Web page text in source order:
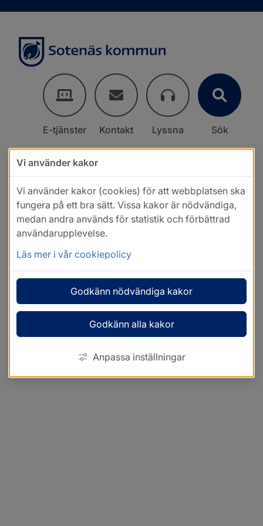
E-tjänster Kontakt Lyssna Sök
Vi använder kakor
Vi använder kakor (cookies) för att webbplatsen ska
fungera på ett bra sätt. Vissa kakor är nödvändiga,
medan andra används för statistik och förbättrad
användarupplevelse.
Läs mer i vår cookiepolicy
Godkänn nödvändiga kakor
Godkänn alla kakor
Anpassa inställningar